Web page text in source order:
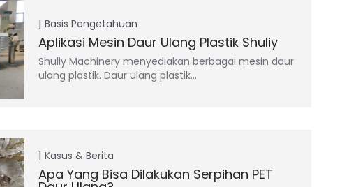
Basis Pengetahuan
Aplikasi Mesin Daur Ulang Plastik Shuliy
Shuliy Machinery menyediakan berbagai mesin daur
ulang plastik. Daur ulang plastik…
Kasus & Berita
Apa Yang Bisa Dilakukan Serpihan PET